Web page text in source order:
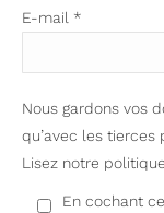
E-mail *
Nous gardons vos
qu’avec les tierces
Lisez notre
En cochant